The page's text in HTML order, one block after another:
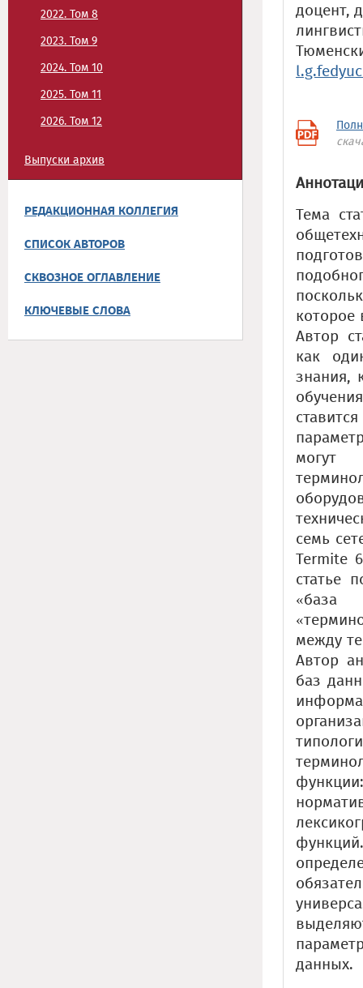
2022. Том 8
2023. Том 9
2024. Том 10
2025. Том 11
2026. Том 12
Выпуски архив
РЕДАКЦИОННАЯ КОЛЛЕГИЯ
СПИСОК АВТОРОВ
СКВОЗНОЕ ОГЛАВЛЕНИЕ
КЛЮЧЕВЫЕ СЛОВА
доцент,
Тема
которое
Автор
как
знания,
могут
семь
Termite
статье
«база
между
Автор
баз
данных.